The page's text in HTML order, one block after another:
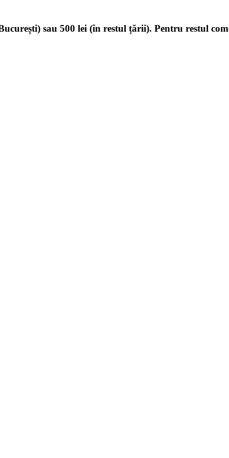
sau 500 lei (în restul țării). Pentru restul